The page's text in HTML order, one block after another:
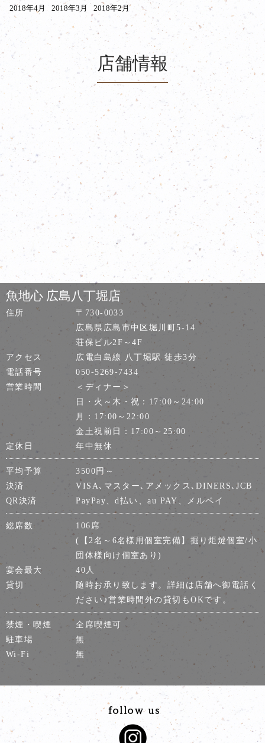
2018年4月
2018年3月 2018年2月
店舗情報
魚地心 広島八丁堀店
住所
〒730-0033
広島県広島市中区堀川町5-14
荘保ビル2F～4F
アクセス
広電白島線 八丁堀駅 徒歩3分
電話番号
050-5269-7434
営業時間
＜ディナー＞
日・火～木・祝：17:00～24:00
月：17:00～22:00
金土祝前日：17:00～25:00
定休日
年中無休
平均予算
3500円～
決済
VISA､マスター､アメックス､DINERS､JCB
QR決済
PayPay、d払い、au PAY、メルペイ
総席数
106席
(【2名～6名様用個室完備】掘り炬燵個室/小
団体様向け個室あり)
宴会最大
40人
貸切
随時お承り致します。詳細は店舗へ御電話く
ださい♪営業時間外の貸切もOKです。
禁煙・喫煙
全席喫煙可
駐車場
無
Wi-Fi
無